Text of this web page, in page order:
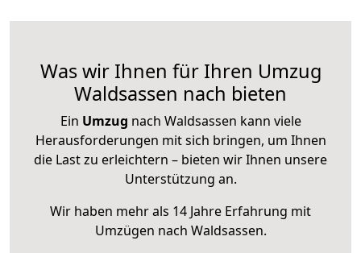
Was wir Ihnen für Ihren Umzug
Waldsassen nach bieten
Ein Umzug nach Waldsassen kann viele
Herausforderungen mit sich bringen, um Ihnen
die Last zu erleichtern – bieten wir Ihnen unsere
Unterstützung an.
Wir haben mehr als 14 Jahre Erfahrung mit
Umzügen nach Waldsassen.